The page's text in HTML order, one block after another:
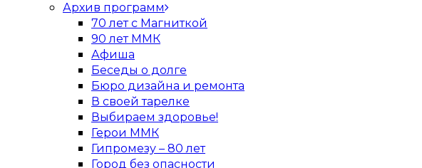
Архив программ
70 лет с Магниткой
90 лет ММК
Афиша
Беседы о долге
Бюро дизайна и ремонта
В своей тарелке
Выбираем здоровье!
Герои ММК
Гипромезу – 80 лет
Город без опасности